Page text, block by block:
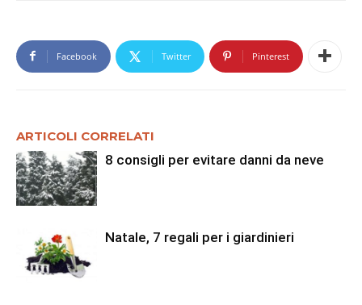
Facebook Twitter Pinterest
ARTICOLI CORRELATI
8 consigli per evitare danni da neve
Natale, 7 regali per i giardinieri